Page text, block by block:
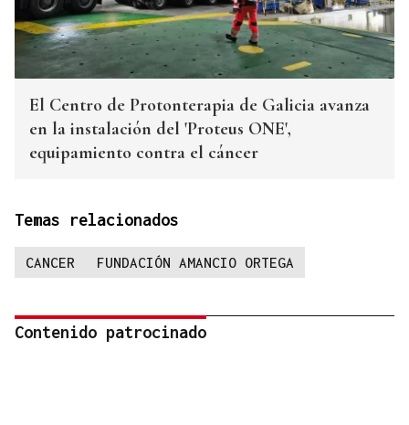
El Centro de Protonterapia de Galicia avanza
en la instalación del 'Proteus ONE',
equipamiento contra el cáncer
Temas relacionados
CANCER FUNDACIÓN AMANCIO ORTEGA
Contenido patrocinado